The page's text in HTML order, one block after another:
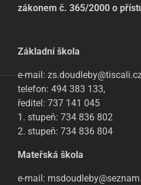
zákonem č. 365/2000 o
Základní škola
e-mail:
telefon: 494 383 133,
ředitel: 737 141 045
1. stupeň: 734 836 802
2. stupeň: 734 836 804
Mateřská škola
e-mail: